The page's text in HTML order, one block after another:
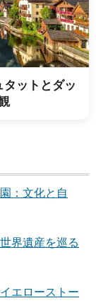
ットとダッ
：文化と自
界遺産を巡る
エローストー